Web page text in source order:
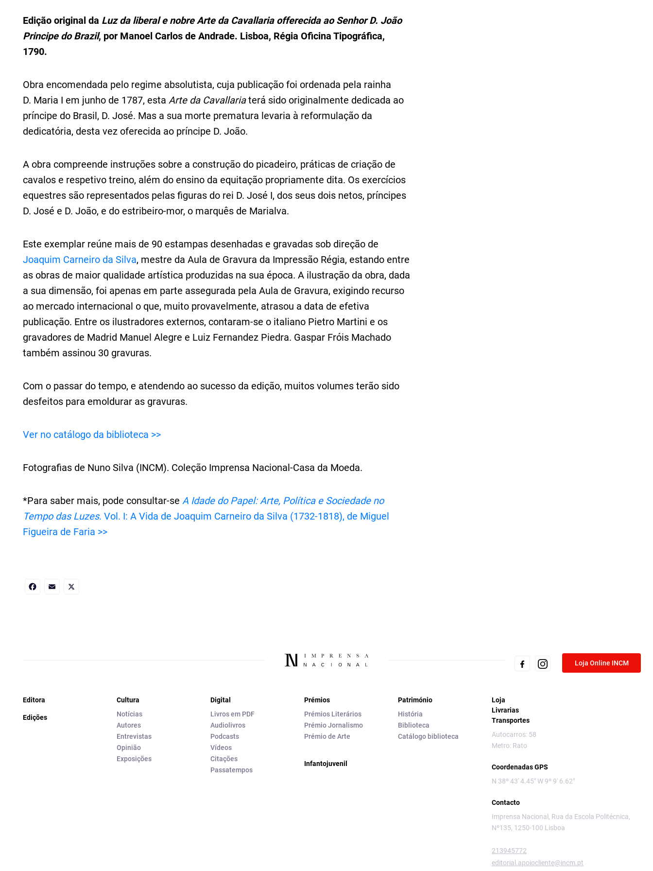
Edição original da Luz da liberal e nobre Arte da Cavallaria offerecida ao Senhor D. João
Principe do Brazil, por Manoel Carlos de Andrade. Lisboa, Régia Oficina Tipográfica,
1790.
Obra encomendada pelo regime absolutista, cuja publicação foi ordenada pela rainha
D. Maria I em junho de 1787, esta Arte da Cavallariaterá sido originalmente dedicada ao
príncipe do Brasil, D. José. Mas a sua morte prematura levaria à reformulação da
dedicatória, desta vez oferecida ao príncipe D. João.
A obra compreende instruções sobre a construção do picadeiro, práticas de criação de
cavalos e respetivo treino, além do ensino da equitação propriamente dita. Os exercícios
equestres são representados pelas figuras do rei D. José I, dos seus dois netos, príncipes
D. José e D. João, e do estribeiro-mor, o marquês de Marialva.
Este exemplar reúne mais de 90 estampas desenhadas e gravadas sob direção de
Joaquim Carneiro da Silva, mestre da Aula de Gravura da Impressão Régia, estando entre
as obras de maior qualidade artística produzidas na sua época. A ilustração da obra, dada
a sua dimensão, foi apenas em parte assegurada pela Aula de Gravura, exigindo recurso
ao mercado internacional o que, muito provavelmente, atrasou a data de efetiva
publicação. Entre os ilustradores externos, contaram-se o italiano Pietro Martini e os
gravadores de Madrid Manuel Alegre e Luiz Fernandez Piedra. Gaspar Fróis Machado
também assinou 30 gravuras.
Com o passar do tempo, e atendendo ao sucesso da edição, muitos volumes terão sido
desfeitos para emoldurar as gravuras.
Ver no catálogo da biblioteca >>
Fotografias de Nuno Silva (INCM). Coleção Imprensa Nacional-Casa da Moeda.
*Para saber mais, pode consultar-se A Idade do Papel: Arte, Política e Sociedade no
Tempo das Luzes. Vol. I: A Vida de Joaquim Carneiro da Silva (1732-1818), de Miguel
Figueira de Faria >>
Loja Online INCM
Editora
Edições
Cultura
Notícias
Autores
Entrevistas
Opinião
Exposições
Digital
Livros em PDF
Audiolivros
Podcasts
Vídeos
Citações
Passatempos
Prémios
Prémios Literários
Prémio Jornalismo
Prémio de Arte
Infantojuvenil
Património
História
Biblioteca
Catálogo biblioteca
Loja
Livrarias
Transportes
Autocarros: 58
Metro: Rato
Coordenadas GPS
N 38º 43' 4.45" W 9º 9' 6.62"
Contacto
Imprensa Nacional, Rua da Escola Politécnica,
Nº135, 1250-100 Lisboa
213945772
editorial.apoiocliente@incm.pt